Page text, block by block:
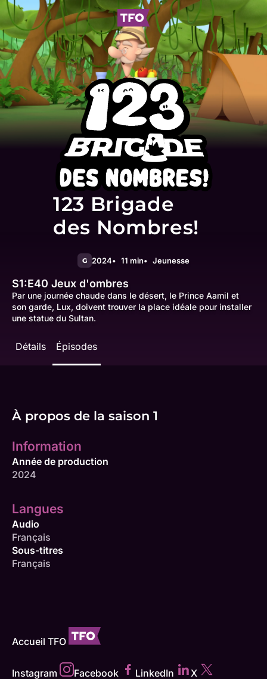
123 Brigade
des Nombres!
G 2024 11 min Jeunesse
S1:E40 Jeux d'ombres
Par une journée chaude dans le désert, le Prince Aamil et
son garde, Lux, doivent trouver la place idéale pour installer
une statue du Sultan.
Détails Épisodes
À propos de la saison 1
Information
Année de production
2024
Langues
Audio
Français
Sous-titres
Français
Accueil TFO
Instagram Facebook LinkedIn X